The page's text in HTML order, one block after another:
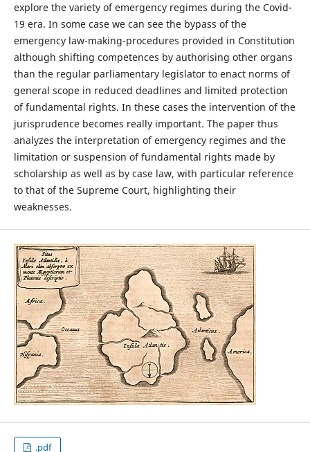
explore the variety of emergency regimes during the Covid-
19 era. In some case we can see the bypass of the
emergency law-making-procedures provided in Constitution
although shifting competences by authorising other organs
than the regular parliamentary legislator to enact norms of
general scope in reduced deadlines and limited protection
of fundamental rights. In these cases the intervention of the
jurisprudence becomes really important. The paper thus
analyzes the interpretation of emergency regimes and the
limitation or suspension of fundamental rights made by
scholarship as well as by case law, with particular reference
to that of the Supreme Court, highlighting their
weaknesses.
.pdf